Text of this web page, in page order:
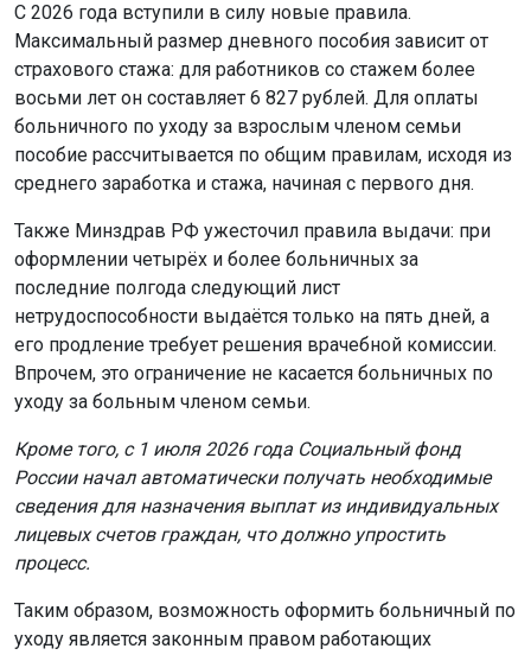
С 2026 года вступили в силу новые правила.
Максимальный размер дневного пособия зависит от
страхового стажа: для работников со стажем более
восьми лет он составляет 6 827 рублей. Для оплаты
больничного по уходу за взрослым членом семьи
пособие рассчитывается по общим правилам, исходя из
среднего заработка и стажа, начиная с первого дня.
Также Минздрав РФ ужесточил правила выдачи: при
оформлении четырёх и более больничных за
последние полгода следующий лист
нетрудоспособности выдаётся только на пять дней, а
его продление требует решения врачебной комиссии.
Впрочем, это ограничение не касается больничных по
уходу за больным членом семьи.
Кроме того, с 1 июля 2026 года Социальный фонд
России начал автоматически получать необходимые
сведения для назначения выплат из индивидуальных
лицевых счетов граждан, что должно упростить
процесс.
Таким образом, возможность оформить больничный по
уходу является законным правом работающих